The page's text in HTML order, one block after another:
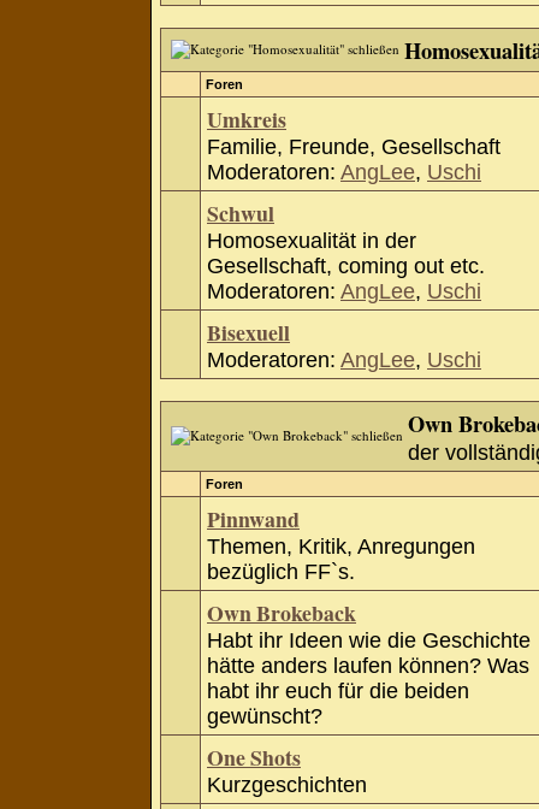
Foren
Umkreis
Familie, Freunde, Gesellschaft
Moderatoren: AngLee, Uschi
Schwul
Homosexualität in der
Gesellschaft, coming out etc.
Moderatoren: AngLee, Uschi
Bisexuell
Moderatoren: AngLee, Uschi
Own
der
Foren
Pinnwand
Themen, Kritik, Anregungen
bezüglich FF`s.
Own Brokeback
Habt ihr Ideen wie die Geschichte
hätte anders laufen können? Was
habt ihr euch für die beiden
gewünscht?
One Shots
Kurzgeschichten